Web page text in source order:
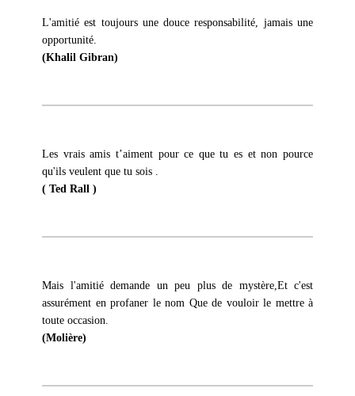
L'amitié est toujours une douce responsabilité, jamais une
opportunité.
(Khalil Gibran)
Les vrais amis t’aiment pour ce que tu es et non pource
qu'ils veulent que tu sois .
( Ted Rall )
Mais l'amitié demande un peu plus de mystère,Et c'est
assurément en profaner le nom Que de vouloir le mettre à
toute occasion.
(Molière)